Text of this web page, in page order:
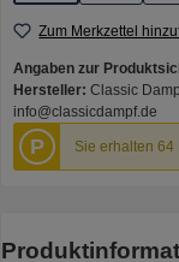
Zum Merkzettel
Angaben zur
Hersteller: Classic
info@classicdampf.de
P Sie erhalten 64